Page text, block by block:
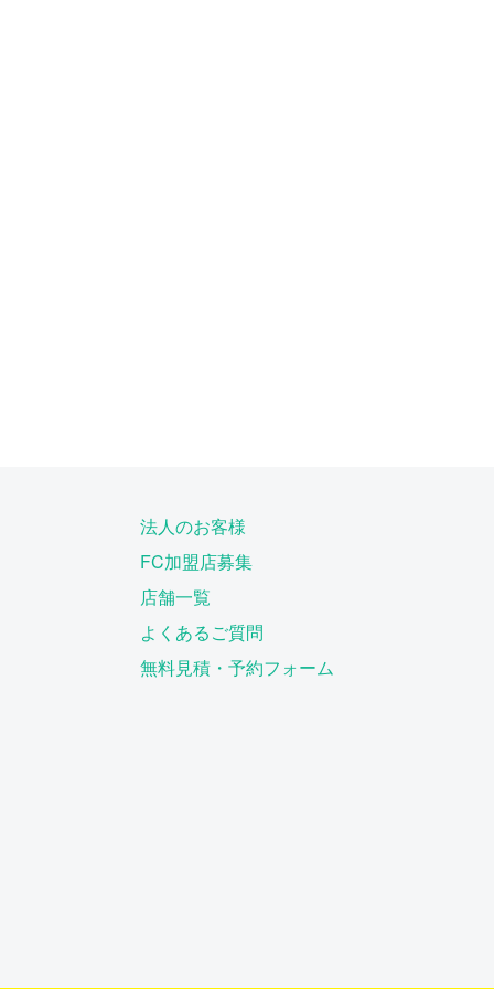
法人のお客様
FC加盟店募集
店舗一覧
よくあるご質問
無料見積・予約フォーム